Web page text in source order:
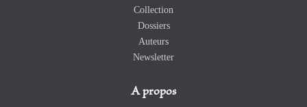
Collection
Dossiers
Auteurs
Newsletter
A propos